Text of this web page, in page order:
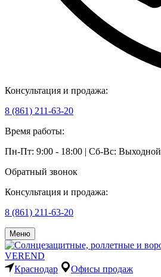
Консультация и продажа:
8 (861) 211-63-20
Время работы:
Пн-Пт: 9:00 - 18:00 | Сб-Вс: Выходной
Обратный звонок
Консультация и продажа:
8 (861) 211-63-20
Меню
Краснодар Офисы продаж